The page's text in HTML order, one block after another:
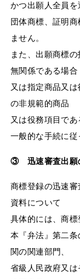
かつ出願人全員を
団体商標、証明
ません。
また、出願商標
無関係である場合
又は指定商品又
の非規範的商品
又は役務項目で
一般的な手続に従
③ 迅速審査出願
商標登録の迅速
資料について
具体的には、商標
本『弁法』第二
関の関連部門、
省級人民政府又